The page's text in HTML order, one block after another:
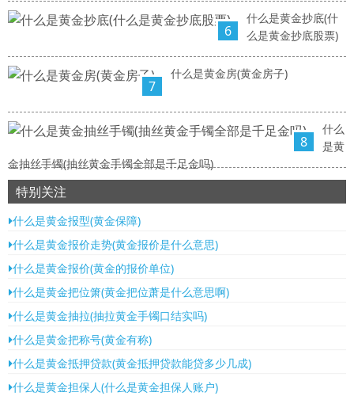
6
什么是黄金抄底(什
么是黄金抄底股票)
7
什么是黄金房(黄金房子)
8
什么
是黄
金抽丝手镯(抽丝黄金手镯全部是千足金吗)
特别关注
什么是黄金报型(黄金保障)
什么是黄金报价走势(黄金报价是什么意思)
什么是黄金报价(黄金的报价单位)
什么是黄金把位箫(黄金把位萧是什么意思啊)
什么是黄金抽拉(抽拉黄金手镯口结实吗)
什么是黄金把称号(黄金有称)
什么是黄金抵押贷款(黄金抵押贷款能贷多少几成)
什么是黄金担保人(什么是黄金担保人账户)